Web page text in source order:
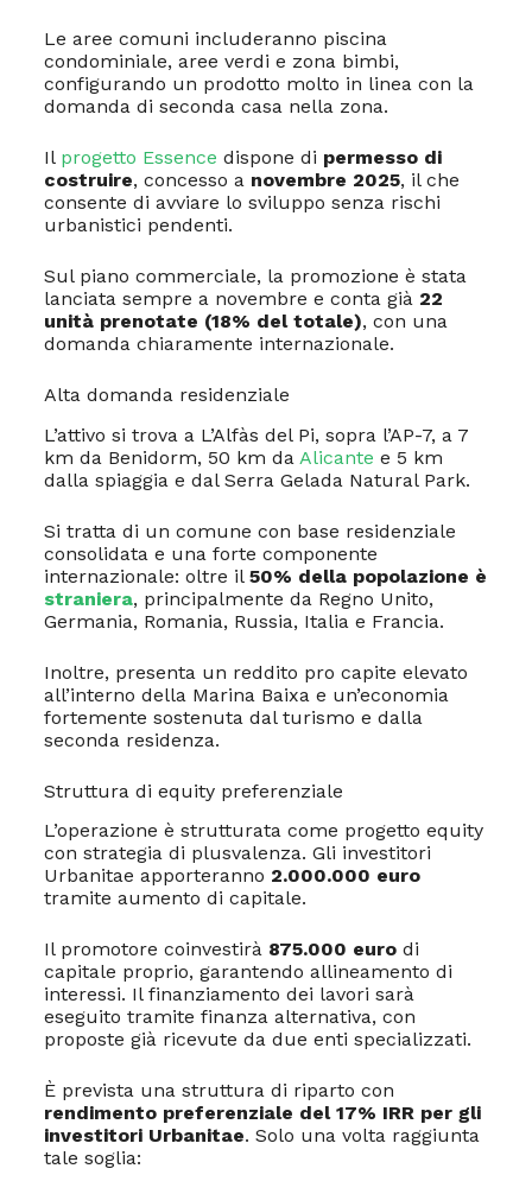
Le aree comuni includeranno piscina
condominiale, aree verdi e zona bimbi,
configurando un prodotto molto in linea con la
domanda di seconda casa nella zona.
Il progetto Essence dispone di permesso di
costruire, concesso a novembre 2025, il che
consente di avviare lo sviluppo senza rischi
urbanistici pendenti.
Sul piano commerciale, la promozione è stata
lanciata sempre a novembre e conta già 22
unità prenotate (18% del totale), con una
domanda chiaramente internazionale.
Alta domanda residenziale
L’attivo si trova a L’Alfàs del Pi, sopra l’AP-7, a 7
km da Benidorm, 50 km da Alicante e 5 km
dalla spiaggia e dal Serra Gelada Natural Park.
Si tratta di un comune con base residenziale
consolidata e una forte componente
internazionale: oltre il 50% della popolazione è
straniera, principalmente da Regno Unito,
Germania, Romania, Russia, Italia e Francia.
Inoltre, presenta un reddito pro capite elevato
all’interno della Marina Baixa e un’economia
fortemente sostenuta dal turismo e dalla
seconda residenza.
Struttura di equity preferenziale
L’operazione è strutturata come progetto equity
con strategia di plusvalenza. Gli investitori
Urbanitae apporteranno 2.000.000 euro
tramite aumento di capitale.
Il promotore coinvestirà 875.000 eurodi
capitale proprio, garantendo allineamento di
interessi. Il finanziamento dei lavori sarà
eseguito tramite finanza alternativa, con
proposte già ricevute da due enti specializzati.
È prevista una struttura di riparto con
rendimento preferenziale del 17% IRR per gli
investitori Urbanitae. Solo una volta raggiunta
tale soglia: